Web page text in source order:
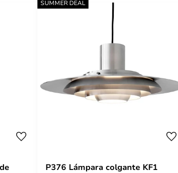
SUMMER DEAL
P376 Lámpara colgante KF1